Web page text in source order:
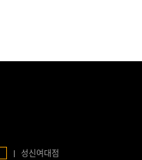
성신여대점